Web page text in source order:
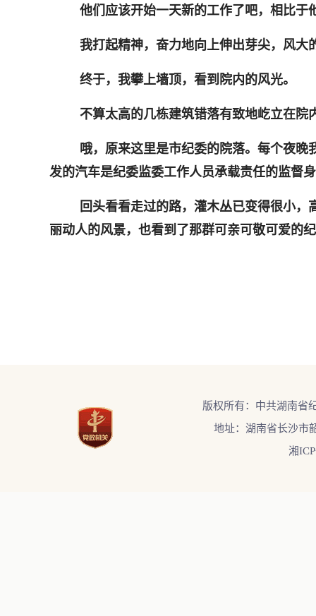
他们应该开始一天新的工作了吧，相比
我打起精神，奋力地向上伸出芽尖，风
终于，我攀上墙顶，看到院内的风光。
不算太高的几栋建筑错落有致地屹立在院
哦，原来这里是市纪委的院落。每个夜
发的汽车是纪委监委工作人员承载责任的监督
回头看看走过的路，灌木丛已变得很小
丽动人的风景，也看到了那群可亲可敬可爱的
版权所有：中共湖南省
地址：湖南省长沙市
湘